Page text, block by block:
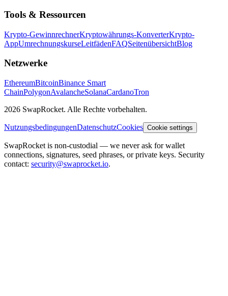
Tools & Ressourcen
Krypto-GewinnrechnerKryptowährungs-KonverterKrypto-
AppUmrechnungskurseLeitfädenFAQSeitenübersichtBlog
Netzwerke
EthereumBitcoinBinance Smart
ChainPolygonAvalancheSolanaCardanoTron
2026 SwapRocket. Alle Rechte vorbehalten.
NutzungsbedingungenDatenschutzCookies Cookie settings
SwapRocket is non-custodial — we never ask for wallet
connections, signatures, seed phrases, or private keys. Security
contact: security@swaprocket.io.